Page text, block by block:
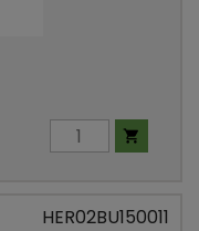

HER02BU150011